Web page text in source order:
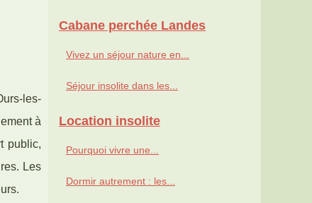
les-
à
public,
Les
Cabane perchée Landes
Vivez un séjour nature en...
Séjour insolite dans les...
Location insolite
Pourquoi vivre une...
Dormir autrement : les...